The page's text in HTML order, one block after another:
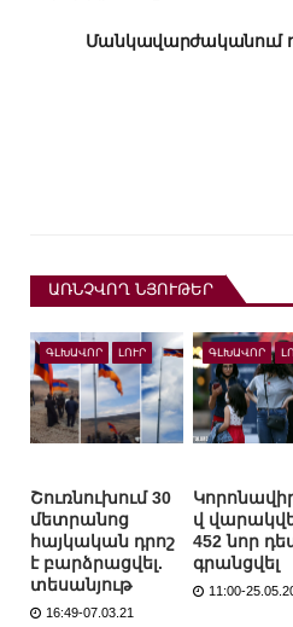
Մանկավարժականում
ԱՌՆՉՎՈՂ ՆՅՈՒԹԵՐ
ԳԼԽԱՎՈՐ ԼՈՒՐ
Շուռնուխում 30
մետրանոց
հայկական դրոշ
է բարձրացվել.
տեսանյութ
16:49-07.03.21
ԳԼԽԱՎՈՐ
վ
452 նոր
գրանցվել
11:00-